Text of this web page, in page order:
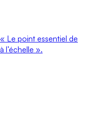
Le point essentiel de
l’échelle ».